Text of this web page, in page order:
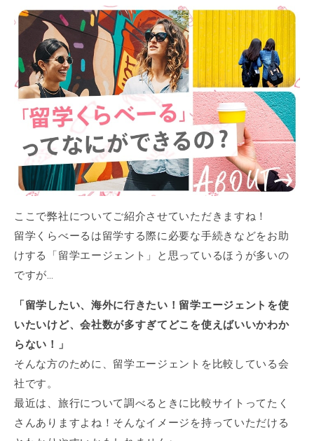
ここで弊社についてご紹介させていただきますね！
留学くらべーるは留学する際に必要な手続きなどをお助
けする「留学エージェント」と思っているほうが多いの
ですが…
「留学したい、海外に行きたい！留学エージェントを使
いたいけど、会社数が多すぎてどこを使えばいいかわか
らない！」
そんな方のために、留学エージェントを比較している会
社です。
最近は、旅行について調べるときに比較サイトってたく
さんありますよね！そんなイメージを持っていただける